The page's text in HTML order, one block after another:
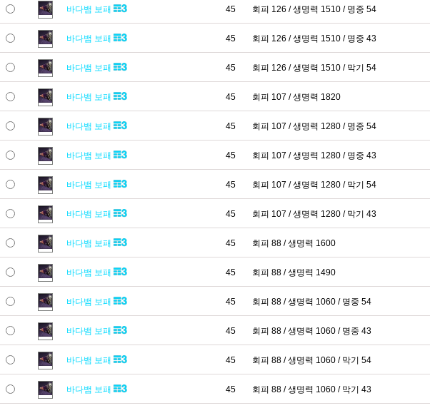
바다뱀 보패 45 회피 126 / 생명력 1510 / 명중 54
바다뱀 보패 45 회피 126 / 생명력 1510 / 명중 43
바다뱀 보패 45 회피 126 / 생명력 1510 / 막기 54
바다뱀 보패 45 회피 107 / 생명력 1820
바다뱀 보패 45 회피 107 / 생명력 1280 / 명중 54
바다뱀 보패 45 회피 107 / 생명력 1280 / 명중 43
바다뱀 보패 45 회피 107 / 생명력 1280 / 막기 54
바다뱀 보패 45 회피 107 / 생명력 1280 / 막기 43
바다뱀 보패 45 회피 88 / 생명력 1600
바다뱀 보패 45 회피 88 / 생명력 1490
바다뱀 보패 45 회피 88 / 생명력 1060 / 명중 54
바다뱀 보패 45 회피 88 / 생명력 1060 / 명중 43
바다뱀 보패 45 회피 88 / 생명력 1060 / 막기 54
바다뱀 보패 45 회피 88 / 생명력 1060 / 막기 43